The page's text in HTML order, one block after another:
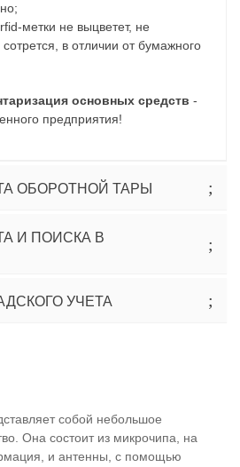
метки не выцветет, не
в отличии от бумажного
основных средств -
предприятия!
ОБОРОТНОЙ ТАРЫ
И ПОИСКА В
УЧЕТА
собой небольшое
Она состоит из микрочипа, на
и антенны, с помощью